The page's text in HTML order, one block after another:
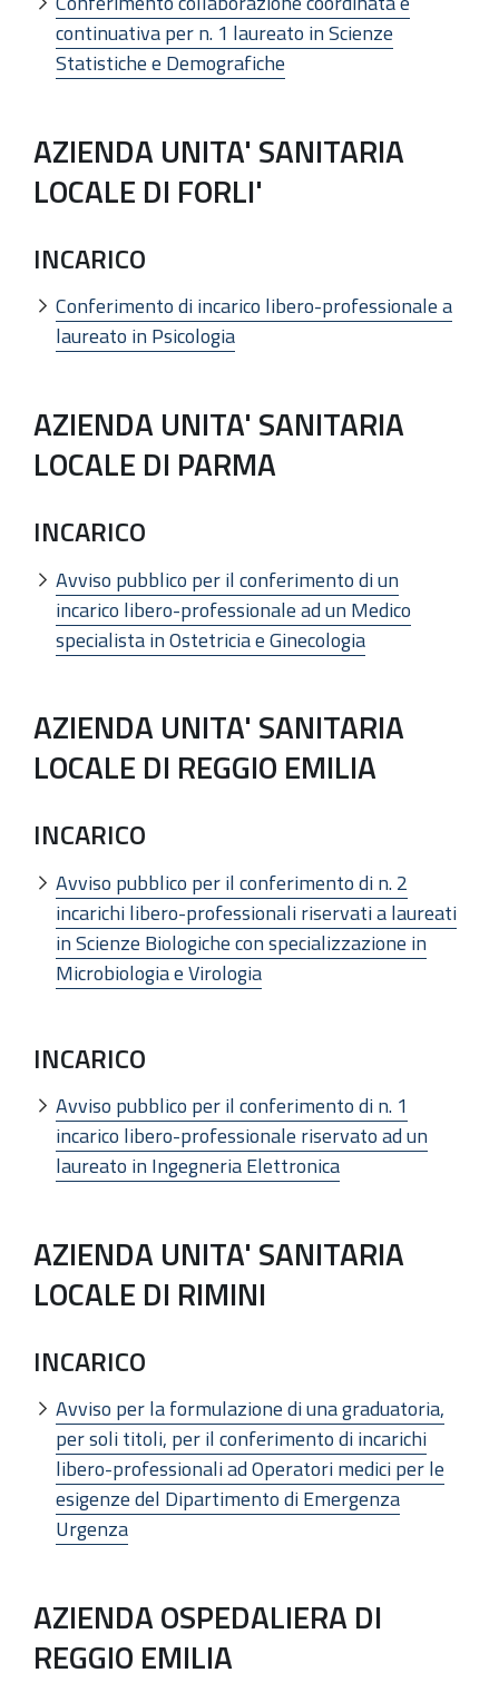
continuativa per n. 1 laureato in Scienze
Statistiche e Demografiche
AZIENDA UNITA' SANITARIA
LOCALE DI FORLI'
INCARICO
Conferimento di incarico libero-professionale a
laureato in Psicologia
AZIENDA UNITA' SANITARIA
LOCALE DI PARMA
INCARICO
Avviso pubblico per il conferimento di un
incarico libero-professionale ad un Medico
specialista in Ostetricia e Ginecologia
AZIENDA UNITA' SANITARIA
LOCALE DI REGGIO EMILIA
INCARICO
Avviso pubblico per il conferimento di n. 2
incarichi libero-professionali riservati a laureati
in Scienze Biologiche con specializzazione in
Microbiologia e Virologia
INCARICO
Avviso pubblico per il conferimento di n. 1
incarico libero-professionale riservato ad un
laureato in Ingegneria Elettronica
AZIENDA UNITA' SANITARIA
LOCALE DI RIMINI
INCARICO
Avviso per la formulazione di una graduatoria,
per soli titoli, per il conferimento di incarichi
libero-professionali ad Operatori medici per le
esigenze del Dipartimento di Emergenza
Urgenza
AZIENDA OSPEDALIERA DI
REGGIO EMILIA